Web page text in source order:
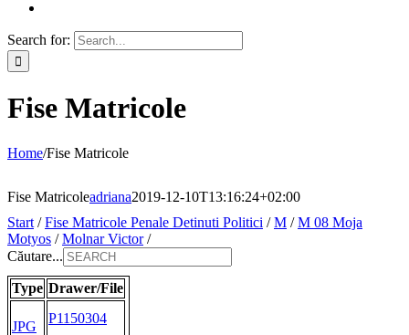
Search for:
Fise Matricole
Home/Fise Matricole
Fise Matricoleadriana2019-12-10T13:16:24+02:00
Start /Fise Matricole Penale Detinuti Politici /M /M 08 Moja
Motyos /Molnar Victor/
Căutare...
Type Drawer/File
JPG
P1150304